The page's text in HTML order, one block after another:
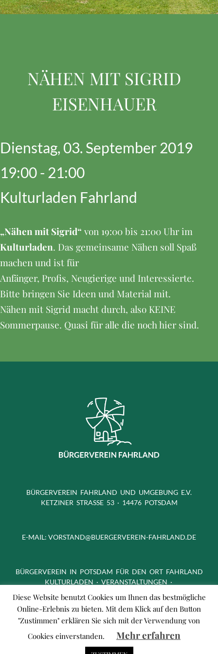
NÄHEN MIT SIGRID
EISENHAUER
Dienstag, 03. September 2019
19:00 - 21:00
Kulturladen Fahrland
„Nähen mit Sigrid“ von 19:00 bis 21:00 Uhr im
Kulturladen. Das gemeinsame Nähen soll Spaß
machen und ist für
Anfänger, Profis, Neugierige und Interessierte.
Bitte bringen Sie Ideen und Material mit.
Nähen mit Sigrid macht durch, also KEINE
Sommerpause. Quasi für alle die noch hier sind.
BÜRGERVEREIN FAHRLAND UND UMGEBUNG E.V.
KETZINER STRASSE 53 · 14476 POTSDAM
E-MAIL: VORSTAND@BUERGERVEREIN-FAHRLAND.DE
BÜRGERVEREIN IN POTSDAM FÜR DEN ORT FAHRLAND
KULTURLADEN · VERANSTALTUNGEN ·
Diese Website benutzt Cookies um Ihnen das bestmögliche
Online-Erlebnis zu bieten. Mit dem Klick auf den Button
"Zustimmen" erklären Sie sich mit der Verwendung von
Cookies einverstanden.
Mehr erfahren